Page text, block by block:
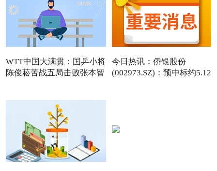
WTT中国大满贯：国乒小将
陈俊菘苦战五局击败张本智
今日热讯：侨银股份
(002973.SZ)：预中标约5.12